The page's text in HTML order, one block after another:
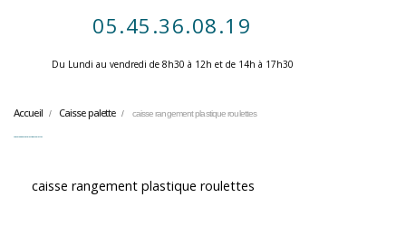
05.45.36.08.19
Du Lundi au vendredi de 8h30 à 12h et de 14h à 17h30 ​
Accueil Caisse palette caisse rangement plastique roulettes
caisse rangement plastique roulettes